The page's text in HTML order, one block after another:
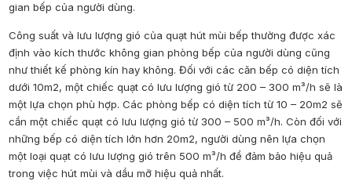
gian bếp của người dùng.
Công suất và lưu lượng gió của quạt hút mùi bếp thường được xác
định vào kích thước không gian phòng bếp của người dùng cũng
như thiết kế phòng kín hay không. Đối với các căn bếp có diện tích
dưới 10m2, một chiếc quạt có lưu lượng gió từ 200 – 300 m³/h sẽ là
một lựa chọn phù hợp. Các phòng bếp có diện tích từ 10 – 20m2 sẽ
cần một chiếc quạt có lưu lượng gió từ 300 – 500 m³/h. Còn đối với
những bếp có diện tích lớn hơn 20m2, người dùng nên lựa chọn
một loại quạt có lưu lượng gió trên 500 m³/h để đảm bảo hiệu quả
trong việc hút mùi và dầu mỡ hiệu quả nhất.